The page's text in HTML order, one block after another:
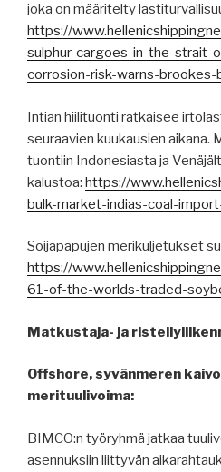
joka on määritelty
https://
sulphur-cargoes-in-the-strait-
corrosion-risk-warns-brookes-
Intian hiilituonti ratkaisee
seuraavien kuukausien aikana.
tuontiin Indonesiasta ja
kalustoa: https://
bulk-market-indias-coal-
Soijapapujen merikuljetukset
https://
61-of-the-worlds-traded-
Matkustaja- ja
Offshore, syvänmeren
merituulivoima:
BIMCO:n työryhmä jatkaa
asennuksiin liittyvän